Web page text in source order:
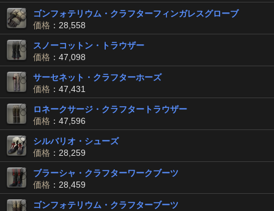
ゴンフォテリウム・クラフターフィンガレスグローブ
価格 ：28,558
スノーコットン・トラウザー
価格 ：47,098
サーセネット・クラフターホーズ
価格 ：47,431
ロネークサージ・クラフタートラウザー
価格 ：47,596
シルバリオ・シューズ
価格 ：28,259
ブラーシャ・クラフターワークブーツ
価格 ：28,459
ゴンフォテリウム・クラフターブーツ